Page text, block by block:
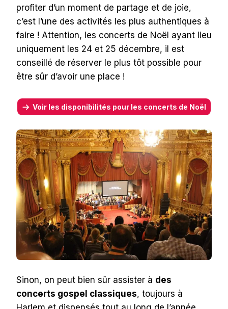
profiter d’un moment de partage et de joie,
c’est l’une des activités les plus authentiques à
faire ! Attention, les concerts de Noël ayant lieu
uniquement les 24 et 25 décembre, il est
conseillé de réserver le plus tôt possible pour
être sûr d’avoir une place !
Voir les disponibilités pour les concerts de Noël
Sinon, on peut bien sûr assister à des
concerts gospel classiques, toujours à